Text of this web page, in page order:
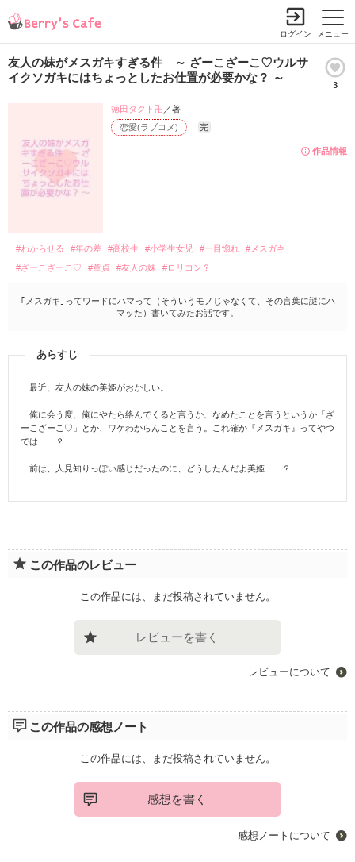
メニュー
ログイン
友人の妹がメスガキすぎる件 ～ ざーこざーこ♡ウルサ
イクソガキにはちょっとしたお仕置が必要かな？ ～
3
作品情報
恋愛(ラブコメ) 完
徳田タクト卍 ／著
#わからせる #年の差 #高校生 #小学生女児 #一目惚れ
#メスガキ
#ざーこざーこ♡
#童貞 #友人の妹 #ロリコン？
｢メスガキ｣ってワードにハマって（そういうモノじゃなくて、その言葉に謎にハ
マッた）書いてみたお話です。
あらすじ
最近、友人の妹の美姫がおかしい。
俺に会う度、俺にやたら絡んでくると言うか、なめたことを言うというか「ざ
ーこざーこ♡」とか、ワケわからんことを言う。これ確か『メスガキ』ってやつ
では……？
前は、人見知りっぽい感じだったのに、どうしたんだよ美姫……？
この作品のレビュー
この作品には、まだ投稿されていません。
レビューを書く
レビューについて
この作品の感想ノート
この作品には、まだ投稿されていません。
感想を書く
感想ノートについて